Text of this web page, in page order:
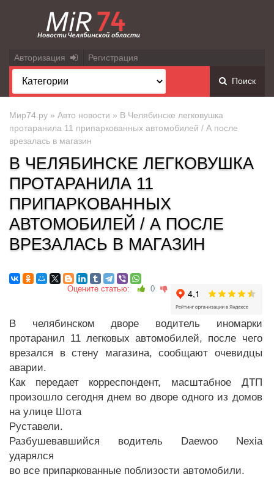
Авторизация Регистрация
Поиск
Мир74.ру » Авто новости » В Челябинске легковушка
протаранила 11 припаркованных автомобилей / А после
врезалась в магазин
В ЧЕЛЯБИНСКЕ ЛЕГКОВУШКА
ПРОТАРАНИЛА 11
ПРИПАРКОВАННЫХ
АВТОМОБИЛЕЙ / А ПОСЛЕ
ВРЕЗАЛАСЬ В МАГАЗИН
Оцените статью: 0
В челябинском дворе водитель иномарки
протаранил 11 легковых автомобилей, после чего
врезался в стену магазина, сообщают очевидцы
аварии.
Как передает корреспондент, масштабное ДТП
произошло сегодня днем во дворе одного из домов
на улице Шота
Руставели.
Разбушевавшийся водитель Daewoo Nexia
ударялся
во все припаркованные поблизости автомобили.